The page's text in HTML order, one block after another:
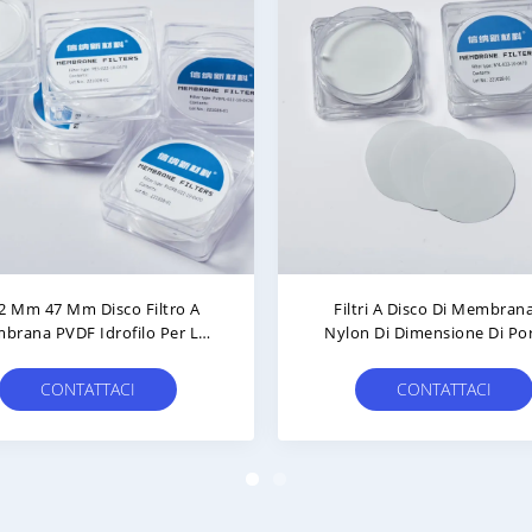
Micron PVDF Membrane Disc
Filter Filtro Fluoruro Di
CONTATTACI
0.22μm 47mm Disco Di
Membrana PVDF Idrofobo
CONTATTACI